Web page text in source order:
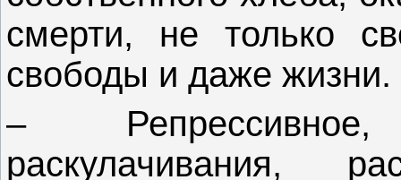
смерти, не только
свободы и даже жизни.
–
раскулачивания,